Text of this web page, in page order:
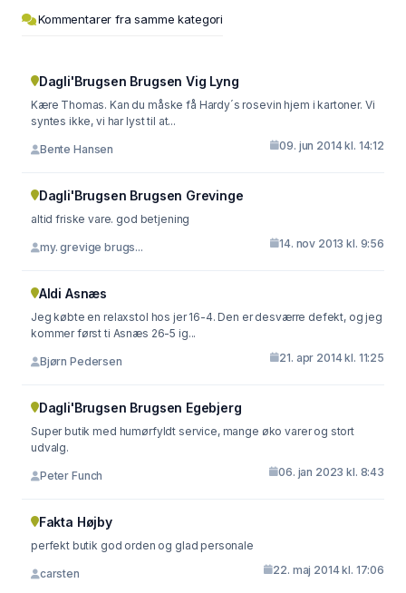
Kommentarer fra samme kategori
Dagli'Brugsen Brugsen Vig Lyng
Kære Thomas. Kan du måske få Hardy´s rosevin hjem i kartoner. Vi
syntes ikke, vi har lyst til at...
Bente Hansen 09. jun 2014 kl. 14:12
Dagli'Brugsen Brugsen Grevinge
altid friske vare. god betjening
my. grevige brugs... 14. nov 2013 kl. 9:56
Aldi Asnæs
Jeg købte en relaxstol hos jer 16-4. Den er desværre defekt, og jeg
kommer først ti Asnæs 26-5 ig...
Bjørn Pedersen 21. apr 2014 kl. 11:25
Dagli'Brugsen Brugsen Egebjerg
Super butik med humørfyldt service, mange øko varer og stort
udvalg.
Peter Funch 06. jan 2023 kl. 8:43
Fakta Højby
perfekt butik god orden og glad personale
carsten 22. maj 2014 kl. 17:06